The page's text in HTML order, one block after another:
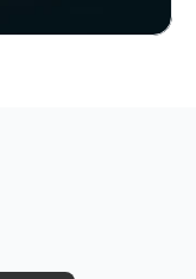
Claude Code